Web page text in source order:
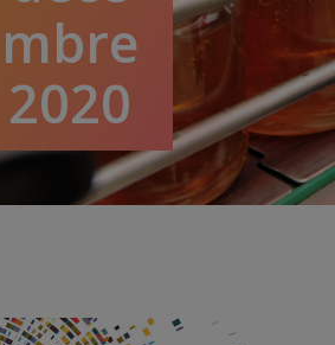
mbre
2020